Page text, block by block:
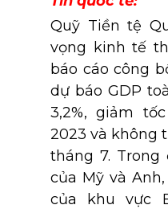
Quỹ Tiền tệ
vọng kinh tế
báo cáo công
dự báo GDP
3,2%, giảm
2023 và không
tháng 7. Trong
của Mỹ và
của khu vực